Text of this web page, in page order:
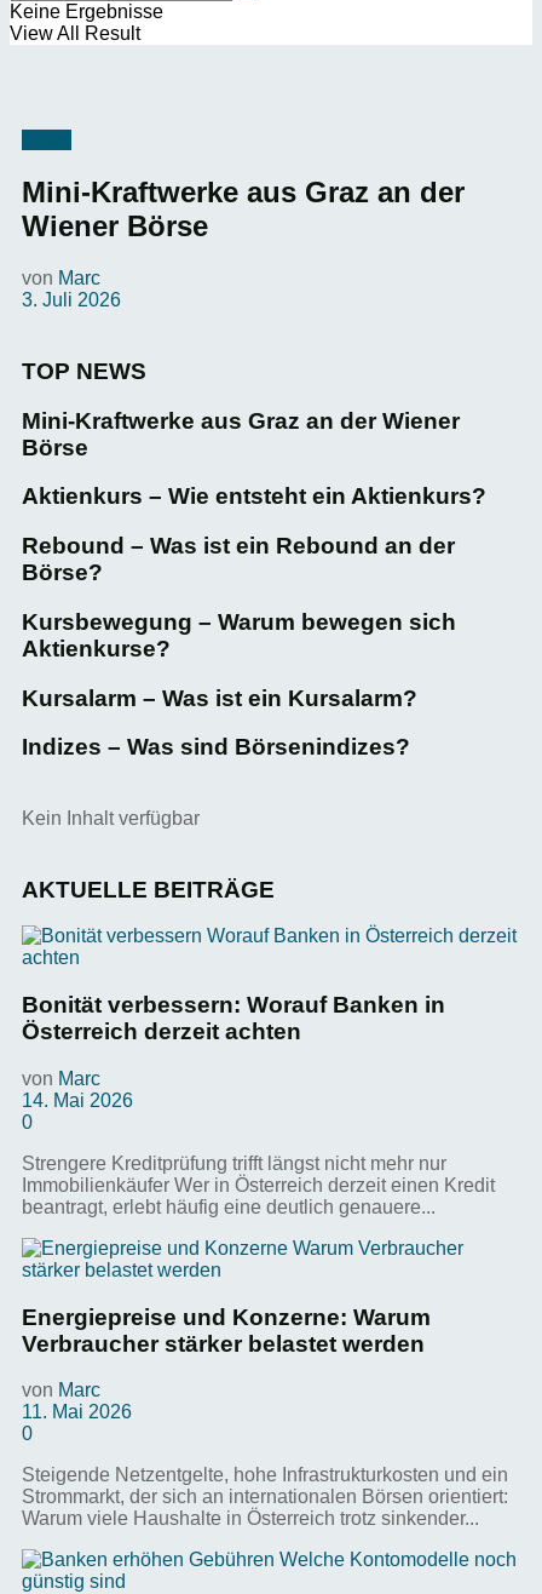
Keine Ergebnisse
View All Result
Mini-Kraftwerke aus Graz an der
Wiener Börse
von Marc
3. Juli 2026
TOP NEWS
Mini-Kraftwerke aus Graz an der Wiener
Börse
Aktienkurs – Wie entsteht ein Aktienkurs?
Rebound – Was ist ein Rebound an der
Börse?
Kursbewegung – Warum bewegen sich
Aktienkurse?
Kursalarm – Was ist ein Kursalarm?
Indizes – Was sind Börsenindizes?
Kein Inhalt verfügbar
AKTUELLE BEITRÄGE
Bonität verbessern: Worauf Banken in
Österreich derzeit achten
von Marc
14. Mai 2026
0
Strengere Kreditprüfung trifft längst nicht mehr nur
Immobilienkäufer Wer in Österreich derzeit einen Kredit
beantragt, erlebt häufig eine deutlich genauere...
Energiepreise und Konzerne: Warum
Verbraucher stärker belastet werden
von Marc
11. Mai 2026
0
Steigende Netzentgelte, hohe Infrastrukturkosten und ein
Strommarkt, der sich an internationalen Börsen orientiert:
Warum viele Haushalte in Österreich trotz sinkender...